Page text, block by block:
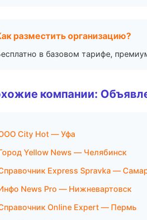
разместить организацию?
в базовом тарифе,
компании:
City Hot — Уфа
Yellow News — Челябинск
Express Spravka —
News Pro — Нижневартовск
Online Expert — Пермь